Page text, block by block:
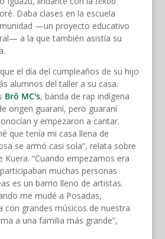
Daba clases en la escuela
—un proyecto educativo
a la que también asistía su
el día del cumpleaños de su hijo
alumnos del taller a su casa.
Brô MC's, banda de rap indígena
origen guaraní, pero guaraní
y empezaron a cantar.
que tenía mi casa llena de
se armó casi sola”, relata sobre
Kuera. “Cuando empezamos era
muchas personas
es un barrio lleno de artistas.
me mudé a Posadas,
con grandes músicos de nuestra
a una familia más grande”,